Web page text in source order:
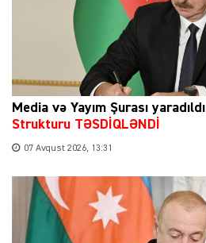
Media və Yayım Şurası yaradıldı
Strukturu TƏSDİQLƏNDİ
07 Avqust 2026, 13:31